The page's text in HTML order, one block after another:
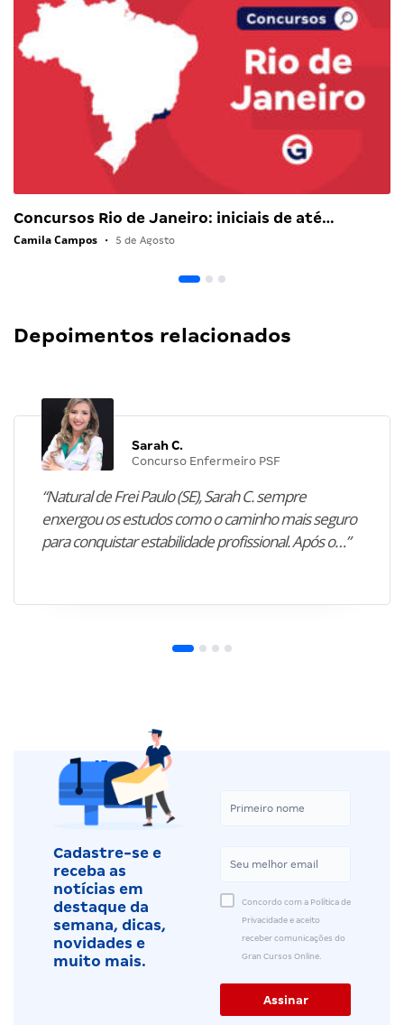
Concursos Rio de Janeiro: iniciais de até…
Camila Campos • 5 de Agosto
Depoimentos relacionados
Sarah C.
Concurso Enfermeiro PSF
“Natural de Frei Paulo (SE), Sarah C. sempre
enxergou os estudos como o caminho mais seguro
para conquistar estabilidade profissional. Após o…”
Cadastre-se e
receba as
notícias em
destaque da
semana, dicas,
novidades e
muito mais.
Concordo com a Política de
Privacidade e aceito
receber comunicações do
Gran Cursos Online.